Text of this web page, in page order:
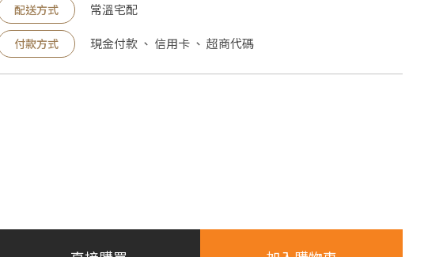
配送方式 常溫宅配
付款方式 現金付款 、 信用卡 、 超商代碼